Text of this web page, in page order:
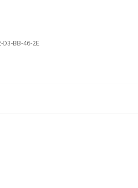
D3-BB-46-2E